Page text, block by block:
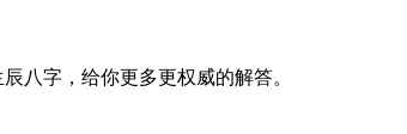
八字，给你更多更权威的解答。